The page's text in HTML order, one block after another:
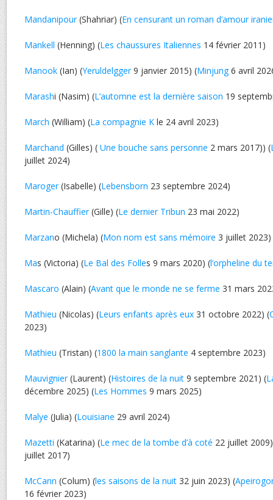
Mandanipour(Shahriar) (En censurant un roman d’amour
Mankell (Henning) (Les chaussures Italiennes 14 février 2011)
Manook (Ian) (Yeruldelgger9 janvier 2015) (Minjung6 avril
Marashi (Nasim) (L’automne est la dernière saison 19
March (William) (La compagnie K le 24 avril 2023)
Marchand (Gilles) ( Une bouche sans personne 2 mars 2017)) (
juillet 2024)
Maroger(Isabelle) (Lebensborn 23 septembre 2024)
Martin-Chauffier(Gille) (Le dernier Tribun 23 mai 2022)
Marzano (Michela) (Mon nom est sans mémoire 3 juillet 2023)
Mas (Victoria) (Le Bal des Folles 9 mars 2020) (l’orpheline du
Mascaro (Alain) (Avant que le monde ne se ferme 31 mars
Mathieu (Nicolas) (Leurs enfants après eux 31 octobre 2022) (
2023)
Mathieu (Tristan) (1800 la main sanglante 4 septembre 2023)
Mauvignier(Laurent) (Histoires de la nuit 9 septembre 2021) (
décembre 2025) (Les Hommes 9 mars 2025)
Malye (Julia) (Louisiane 29 avril 2024)
Mazetti (Katarina) (Le mec de la tombe d’à coté 22 juillet
juillet 2017)
McCann (Colum) (les saisons de la nuit 32 juin 2023) (
16 février 2023)